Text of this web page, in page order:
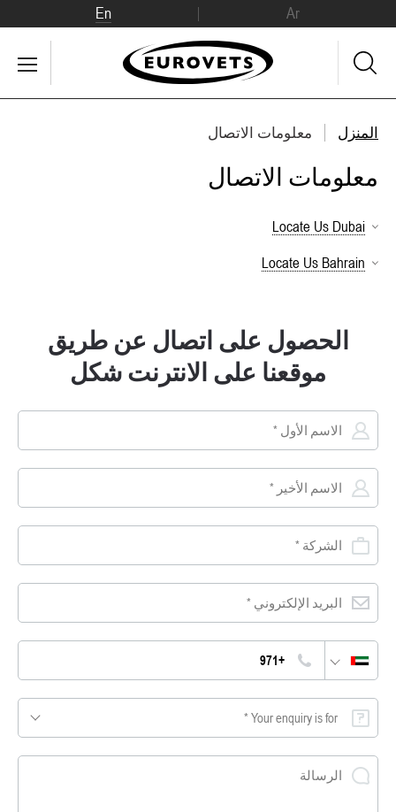
Ar
En
المنزل معلومات الاتصال
معلومات الاتصال
Locate Us Dubai
Locate Us Bahrain
الحصول على اتصال عن طريق
موقعنا على الانترنت شكل
Your enquiry is for *